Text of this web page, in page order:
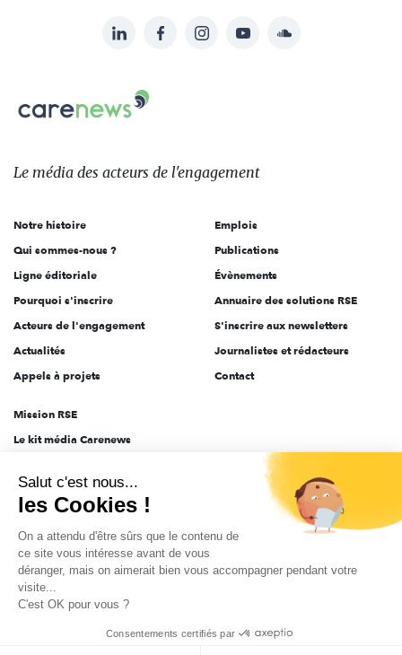
sur:
LinkedInFacebookInstagramYouTubeSoundcloud
Le
des
l'engagement
Le média des acteurs de l'engagement
Notre histoire
Qui sommes-nous ?
Ligne éditoriale
Pourquoi s'inscrire
Acteurs de l'engagement
Actualités
Appels à projets
Emplois
Publications
Évènements
Annuaire des solutions RSE
S'inscrire aux newsletters
Journalistes et rédacteurs
Contact
Mission RSE
Le kit média Carenews
AEF info
Novethic
PRODURABLE
Inclusiv Day
Données personnelles Mentions légales 2025-2026 Tout droits réservés
Salut c'est nous...
les Cookies !
On a attendu d'être sûrs que le contenu de
ce site vous intéresse avant de vous
déranger, mais on aimerait bien vous accompagner pendant votre
visite...
C'est OK pour vous ?
Consentements certifiés par